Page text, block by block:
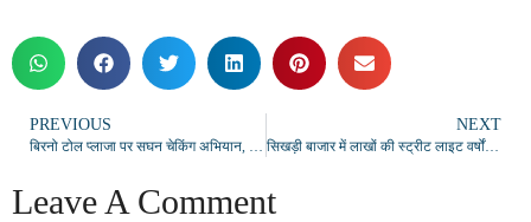
PREVIOUS NEXT
सिखड़ी बाजार में लाखों की स्ट्रीट लाइट वर्षों से खराब, जनप्रतिनिधियों के आश्वासन से नाराज ग्रामीण
Leave A Comment